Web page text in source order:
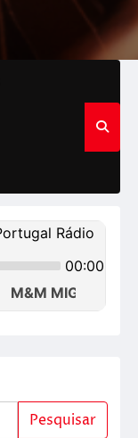
Pesquisar